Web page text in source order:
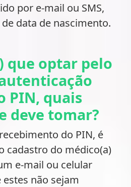
por e-mail ou SMS,
data de nascimento.
que optar pelo
PIN, quais
deve tomar?
do PIN, é
cadastro do médico(a)
e-mail ou celular
não sejam